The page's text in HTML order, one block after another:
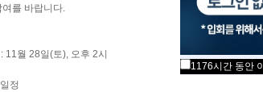
여를 바랍니다.
11월 28일(토), 오후 2시
정
1176시간 동안